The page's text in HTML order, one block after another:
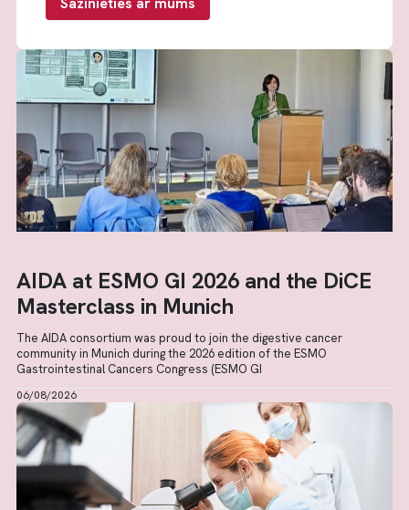
AIDA at ESMO GI 2026 and the DiCE
Masterclass in Munich
The AIDA consortium was proud to join the digestive cancer
community in Munich during the 2026 edition of the ESMO
Gastrointestinal Cancers Congress (ESMO GI
06/08/2026